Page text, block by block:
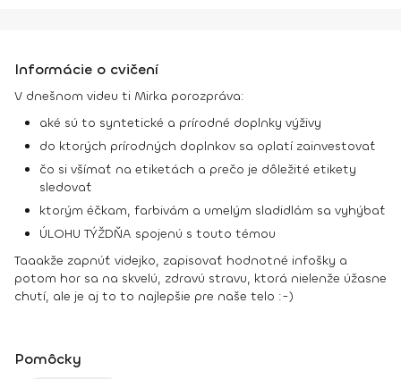
Informácie o cvičení
V dnešnom videu ti Mirka porozpráva:
aké sú to syntetické a prírodné doplnky výživy
do ktorých prírodných doplnkov sa oplatí zainvestovať
čo si všímať na etiketách a prečo je dôležité etikety
sledovať
ktorým éčkam, farbivám a umelým sladidlám sa vyhýbať
ÚLOHU TÝŽDŇA spojenú s touto témou
Taaakže zapnúť videjko, zapisovať hodnotné infošky a
potom hor sa na skvelú, zdravú stravu, ktorá nielenže úžasne
chutí, ale je aj to to najlepšie pre naše telo :-)
Pomôcky